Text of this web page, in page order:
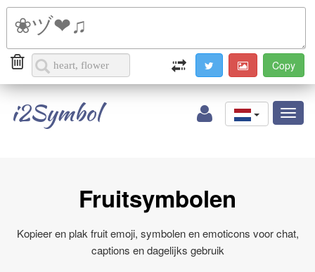
i2Symbol
Fruitsymbolen
Kopieer en plak fruit emoji, symbolen en emoticons voor chat,
captions en dagelijks gebruik